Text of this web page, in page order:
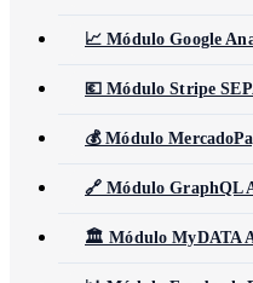
📈 Módulo Google
💶 Módulo Stripe
💰 Módulo
🔗 Módulo GraphQL
🏛️ Módulo MyDATA